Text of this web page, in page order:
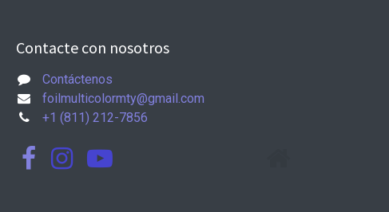
Contacte con nosotros
Contáctenos
foilmulticolormty@gmail.com
+1 (811) 212-7856